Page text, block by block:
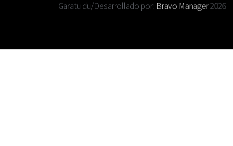
Garatu du/Desarrollado por: Bravo Manager2026